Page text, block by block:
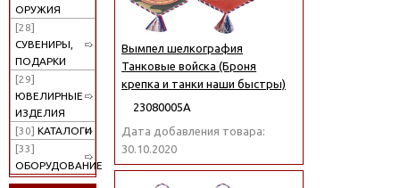
ОРУЖИЯ
[28]
СУВЕНИРЫ,
ПОДАРКИ
[29]
ЮВЕЛИРНЫЕ
ИЗДЕЛИЯ
[30] КАТАЛОГИ
[33]
ОБОРУДОВАНИЕ
Вымпел шелкография
Танковые войска (Броня
крепка и танки наши быстры)
23080005А
Дата добавления товара:
30.10.2020